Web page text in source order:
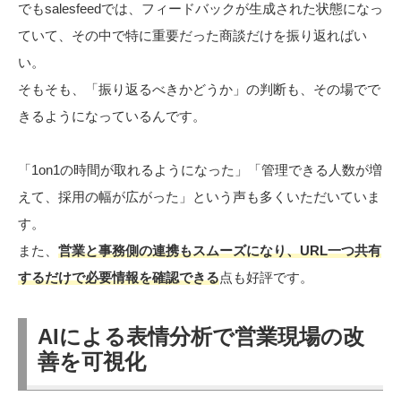
でもsalesfeedでは、フィードバックが生成された状態になっ
ていて、その中で特に重要だった商談だけを振り返ればい
い。
そもそも、「振り返るべきかどうか」の判断も、その場でで
きるようになっているんです。
「1on1の時間が取れるようになった」「管理できる人数が増
えて、採用の幅が広がった」という声も多くいただいていま
す。
また、 営業と事務側の連携もスムーズになり、URL一つ共有
するだけで必要情報を確認できる点も好評です。
AIによる表情分析で営業現場の改
善を可視化